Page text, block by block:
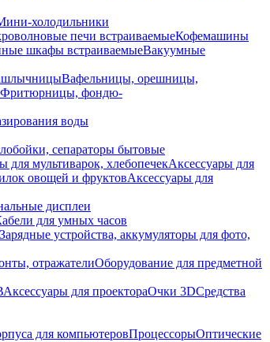
холодильники
печи встраиваемыеКофемашины
шкафы встраиваемыеВакуумные
Вафельницы, орешницы,
Фритюрницы, фондю-
воды
сепараторы бытовые
для мультиварок, хлебопечекАксессуары для
овощей и фруктовАксессуары для
дисплеи
для умных часов
Зарядные устройства, аккумуляторы для фото,
отражателиОборудование для предметной
Аксессуары для проектораОчки 3DСредства
для компьютеровПроцессорыОптические